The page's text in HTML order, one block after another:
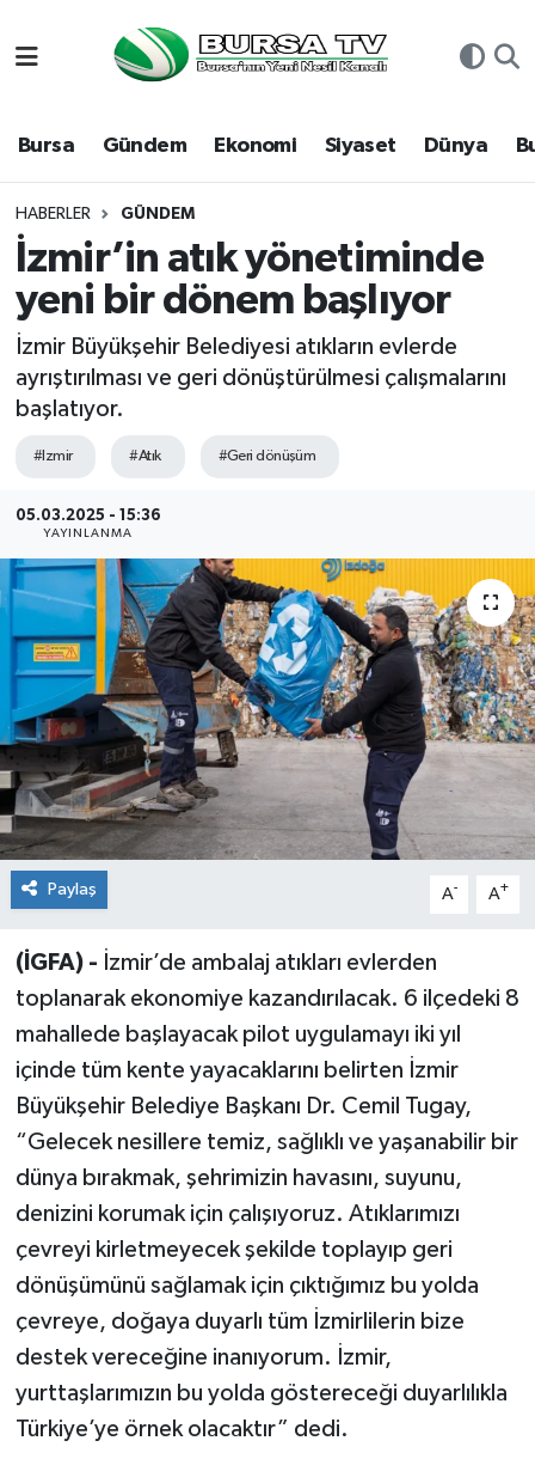
Bursa Gündem Ekonomi Siyaset Dünya
HABERLER GÜNDEM
İzmir’in atık yönetiminde
yeni bir dönem başlıyor
İzmir Büyükşehir Belediyesi atıkların evlerde
ayrıştırılması ve geri dönüştürülmesi çalışmalarını
başlatıyor.
#Izmir #Atık #Geri dönüşüm
05.03.2025 - 15:36
YAYINLANMA
Paylaş A- A+
(İGFA) - İzmir’de ambalaj atıkları evlerden
toplanarak ekonomiye kazandırılacak. 6 ilçedeki 8
mahallede başlayacak pilot uygulamayı iki yıl
içinde tüm kente yayacaklarını belirten İzmir
Büyükşehir Belediye Başkanı Dr. Cemil Tugay,
“Gelecek nesillere temiz, sağlıklı ve yaşanabilir bir
dünya bırakmak, şehrimizin havasını, suyunu,
denizini korumak için çalışıyoruz. Atıklarımızı
çevreyi kirletmeyecek şekilde toplayıp geri
dönüşümünü sağlamak için çıktığımız bu yolda
çevreye, doğaya duyarlı tüm İzmirlilerin bize
destek vereceğine inanıyorum. İzmir,
yurttaşlarımızın bu yolda göstereceği duyarlılıkla
Türkiye’ye örnek olacaktır” dedi.
Bursa
Dünya
Eğitim
Ekonomi
Gündem
Magazin
Sağlık
Siyaset
Spor
Teknoloji
Türkiye
Hava Durumu
Namaz Vakitleri
Trafik Durumu
Süper Lig Puan Durumu ve Fikstür
Tüm Manşetler
Son Dakika Haberleri
Haber Arşivi